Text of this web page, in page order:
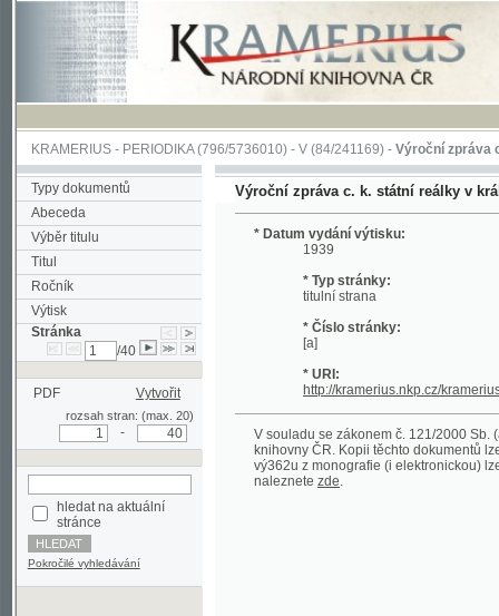
KRAMERIUS-PERIODIKA(796/5736010) -V(84/241169) -Výroční zpráva c. k.
Typy dokumentů
Abeceda
Výběr titulu
Titul
Ročník
Výtisk
Stránka
PDF Vytvořit
rozsah stran: (max. 20)
stránce
Pokročilé vyhledávání
Výroční zpráva c. k. státní reálky v král. hor.
* Datum vydání výtisku:
1939
* Typ stránky:
* Číslo stránky:
* URI:
http://kramerius.nkp.cz/kramerius/
V souladu se zákonem č. 121/2000 Sb.
naleznetezde.